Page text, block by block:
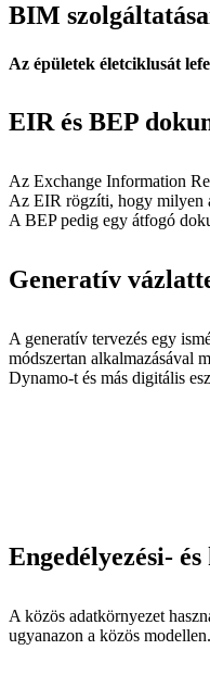
BIM
Az épületek életciklusát
EIR és BEP
Az Exchange Information
Az EIR rögzíti, hogy milyen
A BEP pedig egy átfogó
Generatív
A generatív tervezés egy
módszertan alkalmazásával
Dynamo-t és más digitális
Engedélyezési-
A közös adatkörnyezet
ugyanazon a közös